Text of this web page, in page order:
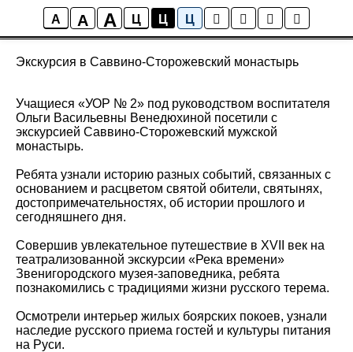
A A A Ц Ц Ц
Новости
Экскурсия в Саввино-Сторожевский монастырь
Учащиеся «УОР № 2» под руководством воспитателя
Ольги Васильевны Венедюхиной посетили с
экскурсией Саввино-Сторожевский мужской
монастырь.
Ребята узнали историю разных событий, связанных с
основанием и расцветом святой обители, святынях,
достопримечательностях, об истории прошлого и
сегодняшнего дня.
Совершив увлекательное путешествие в XVII век на
театрализованной экскурсии «Река времени»
Звенигородского музея-заповедника, ребята
познакомились с традициями жизни русского терема.
Осмотрели интерьер жилых боярских покоев, узнали
наследие русского приема гостей и культуры питания
на Руси.